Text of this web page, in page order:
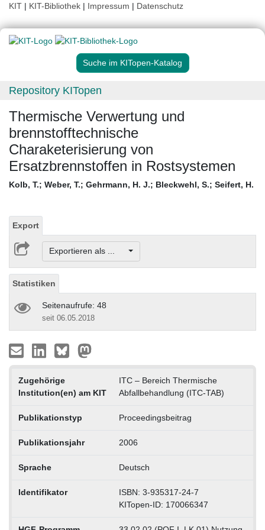
KIT | KIT-Bibliothek | Impressum | Datenschutz
Suche im KITopen-Katalog
Repository KITopen
Thermische Verwertung und
brennstofftechnische
Charaketerisierung von
Ersatzbrennstoffen in Rostsystemen
Kolb, T.; Weber, T.; Gehrmann, H. J.; Bleckwehl, S.; Seifert, H.
Export
Exportieren als ...
Statistiken
Seitenaufrufe: 48
seit 06.05.2018
Zugehörige
Institution(en) am KIT
ITC – Bereich Thermische
Abfallbehandlung (ITC-TAB)
Publikationstyp Proceedingsbeitrag
Publikationsjahr 2006
Sprache Deutsch
Identifikator
ISBN: 3-935317-24-7
KITopen-ID: 170066347